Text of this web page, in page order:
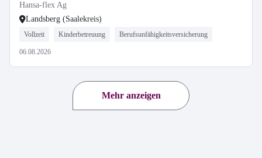
Hansa-flex Ag
Landsberg (Saalekreis)
Vollzeit Kinderbetreuung Berufsunfähigkeitsversicherung
06.08.2026
Mehr anzeigen